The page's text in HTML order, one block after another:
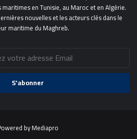
en Tunisie, au Maroc et en Algérie.
nouvelles et les acteurs clés dans le
maritime du Maghreb.
byMediapro